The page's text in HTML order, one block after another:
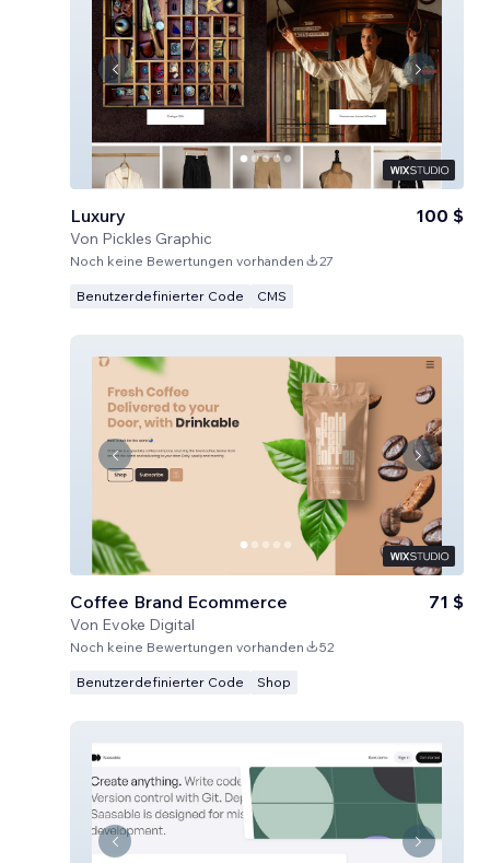
Luxury
Von Pickles Graphic
100 $
Noch keine Bewertungen vorhanden 27
Benutzerdefinierter Code CMS
Coffee Brand Ecommerce
Von Evoke Digital
71 $
Noch keine Bewertungen vorhanden 52
Benutzerdefinierter Code Shop